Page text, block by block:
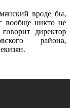
вроде бы,
вообще никто не
директор
района,